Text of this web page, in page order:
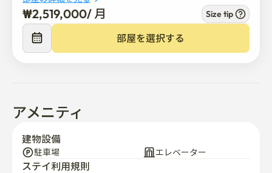
₩2,519,000/ 月 Size tip
部屋を選択する
アメニティ
建物設備
駐車場 エレベーター
ステイ利用規則